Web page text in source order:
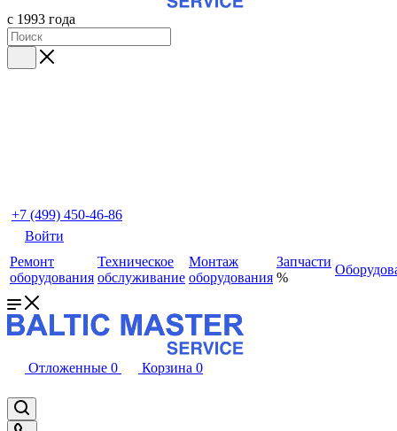
с 1993 года
+7 (499) 450-46-86
Войти
Ремонт
оборудования
Техническое
обслуживание
Монтаж
оборудования
Запчасти
%
Отложенные 0 Корзина 0